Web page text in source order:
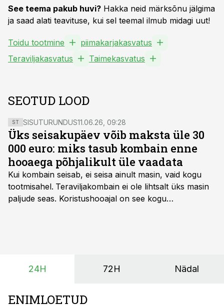
See teema pakub huvi? Hakka neid märksõnu jälgima
ja saad alati teavituse, kui sel teemal ilmub midagi uut!
Toidu tootmine
piimakarjakasvatus
Teraviljakasvatus
Taimekasvatus
SEOTUD LOOD
ST SISUTURUNDUS11.06.26, 09:28
Üks seisakupäev võib maksta üle 30
000 euro: miks tasub kombain enne
hooaega põhjalikult üle vaadata
Kui kombain seisab, ei seisa ainult masin, vaid kogu
tootmisahel. Teraviljakombain ei ole lihtsalt üks masin
paljude seas. Koristushooajal on see kogu
24H 72H Nädal
ENIMLOETUD